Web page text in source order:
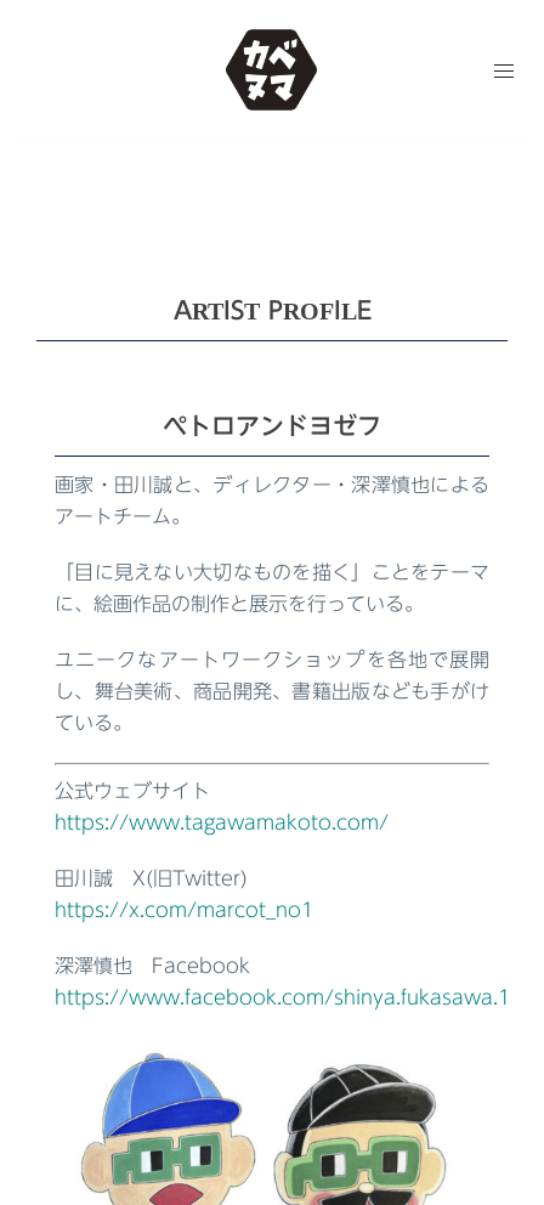
ARTIST PROFILE
ペトロアンドヨゼフ
画家・田川誠と、ディレクター・深澤慎也による
アートチーム。
「目に見えない大切なものを描く」ことをテーマ
に、絵画作品の制作と展示を行っている。
ユニークなアートワークショップを各地で展開
し、舞台美術、商品開発、書籍出版なども手がけ
ている。
公式ウェブサイト
https://www.tagawamakoto.com/
田川誠 X(旧Twitter)
https://x.com/marcot_no1
深澤慎也 Facebook
https://www.facebook.com/shinya.fukasawa.1